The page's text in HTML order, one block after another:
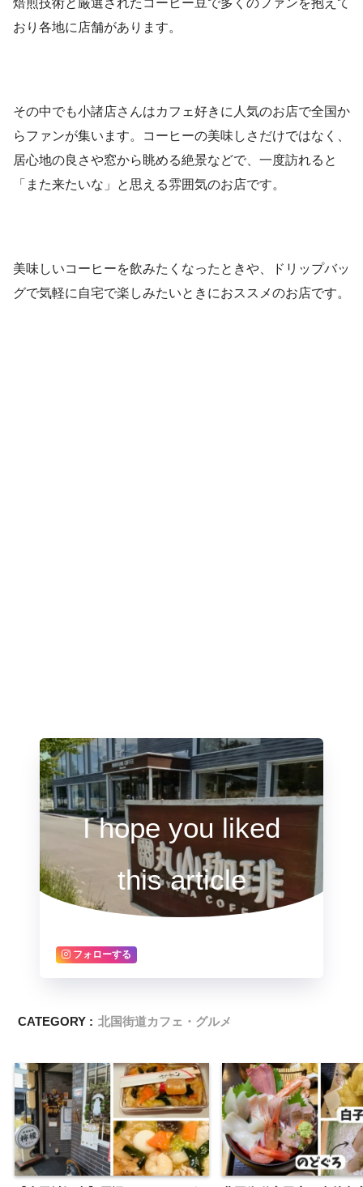
焙煎技術と厳選されたコーヒー豆で多くのファンを抱えて
おり各地に店舗があります。
その中でも小諸店さんはカフェ好きに人気のお店で全国か
らファンが集います。コーヒーの美味しさだけではなく、
居心地の良さや窓から眺める絶景などで、一度訪れると
「また来たいな」と思える雰囲気のお店です。
美味しいコーヒーを飲みたくなったときや、ドリップバッ
グで気軽に自宅で楽しみたいときにおススメのお店です。
I hope you liked
this article
フォローする
CATEGORY : 北国街道カフェ・グルメ